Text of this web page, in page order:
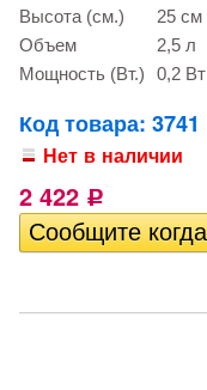
Высота (см.)
25 см
Объем
2,5 л
Мощность (Вт.)
0,2 Вт
Код товара: 3741
Нет в наличии
2 422 Р